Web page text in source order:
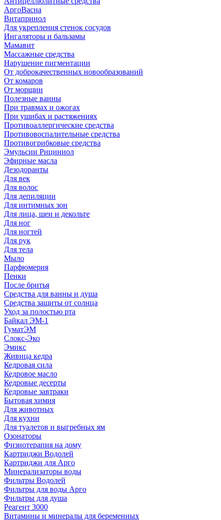
АргоВасна
Витапринол
Для укрепления стенок сосудов
Ингаляторы и бальзамы
Мамавит
Массажные средства
Нарушение пигментации
От доброкачественных новообразований
От комаров
От морщин
Полезные ванны
При травмах и ожогах
При ушибах и растяжениях
Противоаллергические средства
Противовоспалительные средства
Противогрибковые средства
Эмульсии Рициниол
Эфирные масла
Дезодоранты
Для век
Для волос
Для депиляции
Для интимных зон
Для лица, шеи и декольте
Для ног
Для ногтей
Для рук
Для тела
Мыло
Парфюмерия
Пенки
После бритья
Средства для ванны и душа
Средства защиты от солнца
Уход за полостью рта
Байкал ЭМ-1
ГуматЭМ
Слокс-Эко
Эмикс
Живица кедра
Кедровая сила
Кедровое масло
Кедровые десерты
Кедровые завтраки
Бытовая химия
Для животных
Для кухни
Для туалетов и выгребных ям
Озонаторы
Физиотерапия на дому
Картриджи Водолей
Картриджи для Арго
Минерализаторы воды
Фильтры Водолей
Фильтры для воды Арго
Фильтры для душа
Реагент 3000
Витамины и минералы для беременных